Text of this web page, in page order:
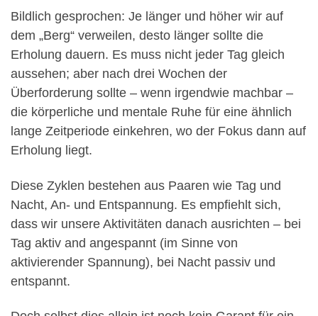
Bildlich gesprochen: Je länger und höher wir auf
dem „Berg“ verweilen, desto länger sollte die
Erholung dauern. Es muss nicht jeder Tag gleich
aussehen; aber nach drei Wochen der
Überforderung sollte – wenn irgendwie machbar –
die körperliche und mentale Ruhe für eine ähnlich
lange Zeitperiode einkehren, wo der Fokus dann auf
Erholung liegt.
Diese Zyklen bestehen aus Paaren wie Tag und
Nacht, An- und Entspannung. Es empfiehlt sich,
dass wir unsere Aktivitäten danach ausrichten – bei
Tag aktiv and angespannt (im Sinne von
aktivierender Spannung), bei Nacht passiv und
entspannt.